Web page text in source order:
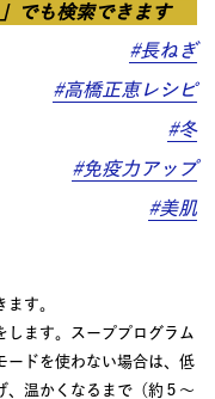
」でも検索できます
#長ねぎ
#高橋正恵レシピ
#冬
#免疫力アップ
#美肌
す。
ます。スーププログラム
ードを使わない場合は、低
、温かくなるまで（約５～